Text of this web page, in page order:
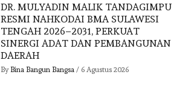
DR. MULYADIN MALIK TANDAGIMPU
RESMI NAHKODAI BMA SULAWESI
TENGAH 2026–2031, PERKUAT
SINERGI ADAT DAN PEMBANGUNAN
DAERAH
By Bina Bangun Bangsa / 6 Agustus 2026